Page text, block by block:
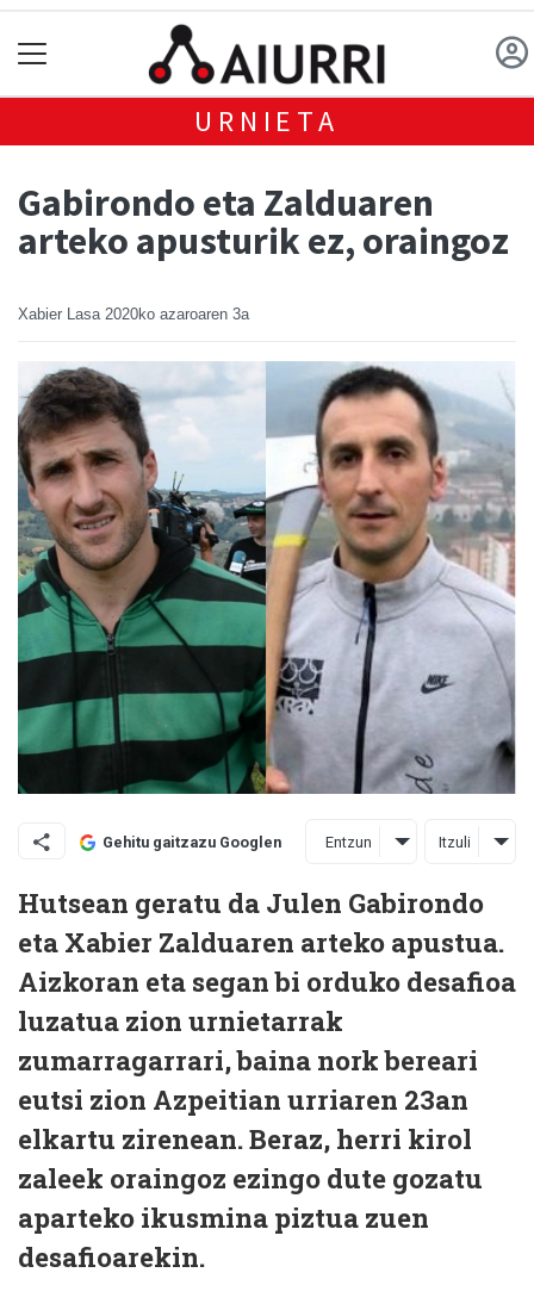
URNIETA
Gabirondo eta Zalduaren
arteko apusturik ez, oraingoz
Xabier Lasa 2020ko azaroaren 3a
Gehitu gaitzazu Googlen Entzun Itzuli
Hutsean geratu da Julen Gabirondo
eta Xabier Zalduaren arteko apustua.
Aizkoran eta segan bi orduko desafioa
luzatua zion urnietarrak
zumarragarrari, baina nork bereari
eutsi zion Azpeitian urriaren 23an
elkartu zirenean. Beraz, herri kirol
zaleek oraingoz ezingo dute gozatu
aparteko ikusmina piztua zuen
desafioarekin.